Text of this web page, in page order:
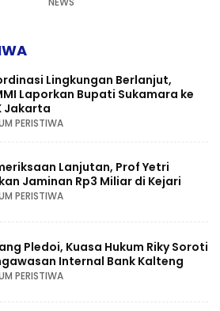
Lingkungan Berlanjut,
Laporkan Bupati Sukamara ke
Jakarta
PERISTIWA
Lanjutan, Prof Yetri
Jaminan Rp3 Miliar di Kejari
PERISTIWA
Pledoi, Kuasa Hukum Riky Soroti
Internal Bank Kalteng
PERISTIWA